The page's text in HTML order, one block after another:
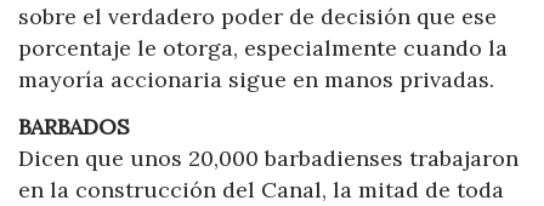
sobre el verdadero poder de decisión que ese
porcentaje le otorga, especialmente cuando la
mayoría accionaria sigue en manos privadas.
BARBADOS
Dicen que unos 20,000 barbadienses trabajaron
en la construcción del Canal, la mitad de toda